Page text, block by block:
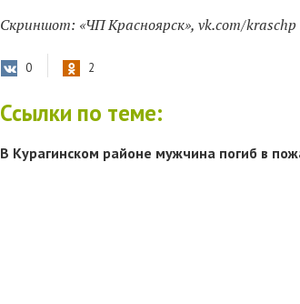
Скриншот: «ЧП Красноярск», vk.com/kraschp
0 2
Ссылки по теме:
В Курагинском районе мужчина погиб в